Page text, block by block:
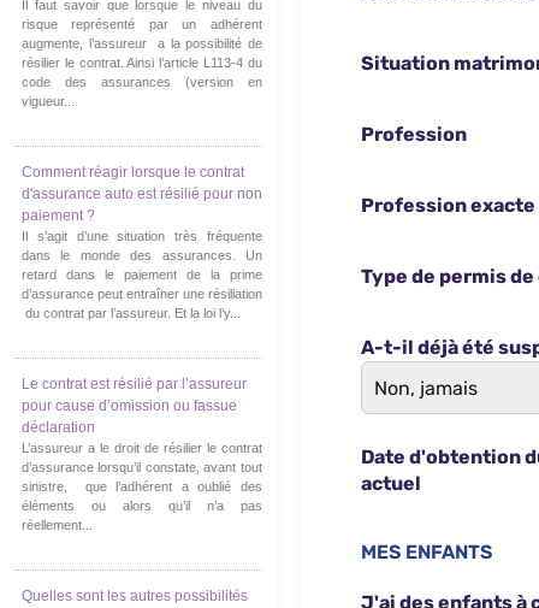
Il faut savoir que lorsque le niveau du
risque représenté par un adhérent
augmente, l’assureur a la possibilité de
résilier le contrat. Ainsi l’article L113-4 du
code des assurances (version en
vigueur...
Comment réagir lorsque le contrat
d'assurance auto est résilié pour non
paiement ?
Il s’agit d’une situation très fréquente
dans le monde des assurances. Un
retard dans le paiement de la prime
d’assurance peut entraîner une résiliation
du contrat par l’assureur. Et la loi l’y...
Le contrat est résilié par l’assureur
pour cause d’omission ou fassue
déclaration
L’assureur a le droit de résilier le contrat
d’assurance lorsqu’il constate, avant tout
sinistre, que l’adhérent a oublié des
éléments ou alors qu’il n’a pas
réellement...
Quelles sont les autres possibilités